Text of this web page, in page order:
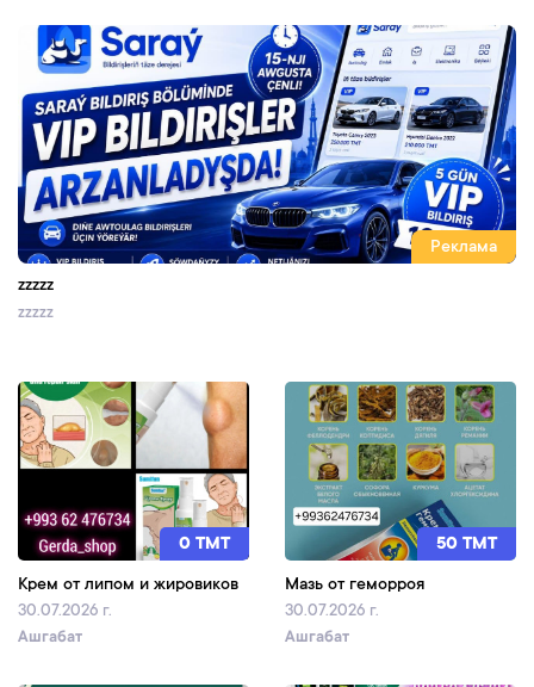
Реклама
zzzzz
zzzzz
0 TMT
Крем от липом и жировиков
30.07.2026 г.
Ашгабат
50 TMT
Мазь от геморроя
30.07.2026 г.
Ашгабат